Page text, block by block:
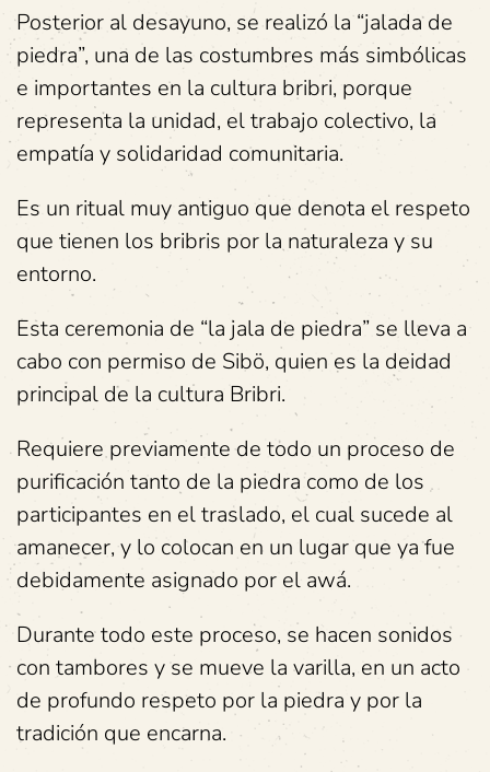
Posterior al desayuno, se realizó la “jalada de
piedra”, una de las costumbres más simbólicas
e importantes en la cultura bribri, porque
representa la unidad, el trabajo colectivo, la
empatía y solidaridad comunitaria.
Es un ritual muy antiguo que denota el respeto
que tienen los bribris por la naturaleza y su
entorno.
Esta ceremonia de “la jala de piedra” se lleva a
cabo con permiso de Sibö, quien es la deidad
principal de la cultura Bribri.
Requiere previamente de todo un proceso de
purificación tanto de la piedra como de los
participantes en el traslado, el cual sucede al
amanecer, y lo colocan en un lugar que ya fue
debidamente asignado por el awá.
Durante todo este proceso, se hacen sonidos
con tambores y se mueve la varilla, en un acto
de profundo respeto por la piedra y por la
tradición que encarna.